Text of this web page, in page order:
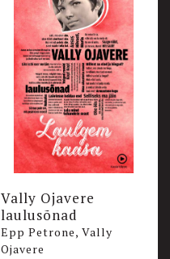
Vally Ojavere
laulusõnad
Epp Petrone, Vally
Ojavere